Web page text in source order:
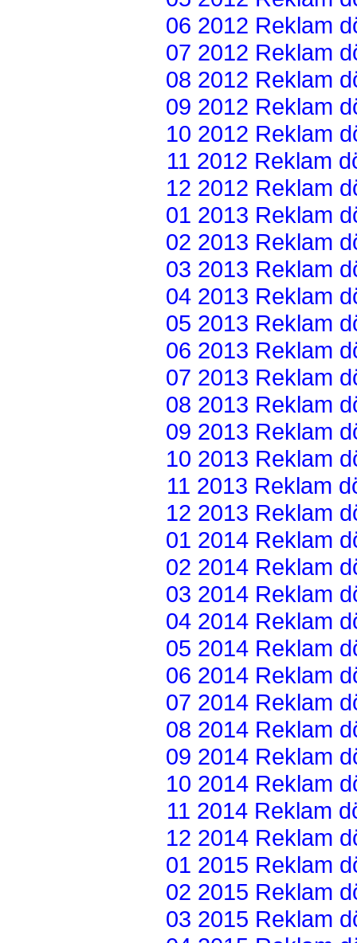
06 2012 Reklam
07 2012 Reklam
08 2012 Reklam
09 2012 Reklam
10 2012 Reklam
11 2012 Reklam
12 2012 Reklam
01 2013 Reklam
02 2013 Reklam
03 2013 Reklam
04 2013 Reklam
05 2013 Reklam
06 2013 Reklam
07 2013 Reklam
08 2013 Reklam
09 2013 Reklam
10 2013 Reklam
11 2013 Reklam
12 2013 Reklam
01 2014 Reklam
02 2014 Reklam
03 2014 Reklam
04 2014 Reklam
05 2014 Reklam
06 2014 Reklam
07 2014 Reklam
08 2014 Reklam
09 2014 Reklam
10 2014 Reklam
11 2014 Reklam
12 2014 Reklam
01 2015 Reklam
02 2015 Reklam
03 2015 Reklam